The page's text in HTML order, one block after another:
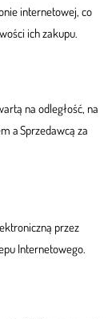
internetowej, co
ich zakupu.
na odległość, na
a Sprzedawcą za
przez
Internetowego.